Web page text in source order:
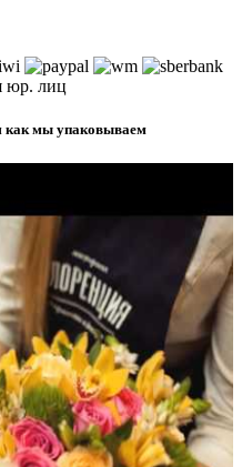
юр. лиц
как мы упаковываем